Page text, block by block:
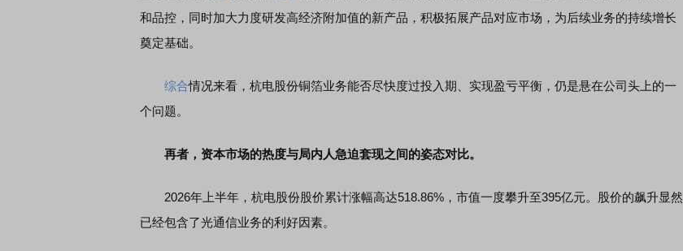
和品控，同时加大力度研发高经济附加值的新产品，积极拓展产品对应市场，为后续业务的持续增长
奠定基础。
综合情况来看，杭电股份铜箔业务能否尽快度过投入期、实现盈亏平衡，仍是悬在公司头上的一
个问题。
再者，资本市场的热度与局内人急迫套现之间的姿态对比。
2026年上半年，杭电股份股价累计涨幅高达518.86%，市值一度攀升至395亿元。股价的飙升显然
已经包含了光通信业务的利好因素。